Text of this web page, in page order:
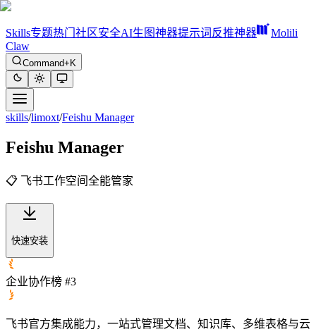
Skills专题热门 社区安全AI生图神器提示词反推神器
Molili
Claw
Command+K
skills/limoxt/Feishu Manager
Feishu Manager
📋 飞书工作空间全能管家
快速安装
企业协作榜 #3
飞书官方集成能力，一站式管理文档、知识库、多维表格与云